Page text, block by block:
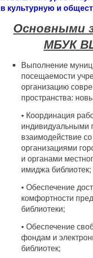
в культурную и
Основными
МБУК
Выполнение
посещаемости
организацию
пространства:
• Координация
индивидуальными
взаимодействие
организациями
и органами
имиджа библиотек;
• Обеспечение
комфортности
библиотеки;
• Обеспечение
фондам и
библиотек;